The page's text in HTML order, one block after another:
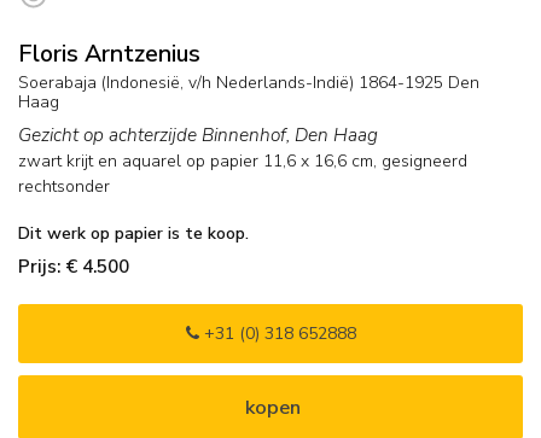
Floris Arntzenius
Soerabaja (Indonesië, v/h Nederlands-Indië) 1864-1925 Den
Haag
Gezicht op achterzijde Binnenhof, Den Haag
zwart krijt en aquarel op papier 11,6 x 16,6 cm, gesigneerd
rechtsonder
Dit werk op papier is te koop.
Prijs: € 4.500
+31 (0) 318 652888
kopen